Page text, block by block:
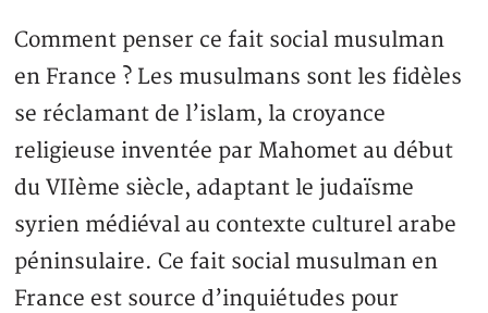
Comment penser ce fait social musulman
en France ? Les musulmans sont les fidèles
se réclamant de l’islam, la croyance
religieuse inventée par Mahomet au début
du VIIème siècle, adaptant le judaïsme
syrien médiéval au contexte culturel arabe
péninsulaire. Ce fait social musulman en
France est source d’inquiétudes pour